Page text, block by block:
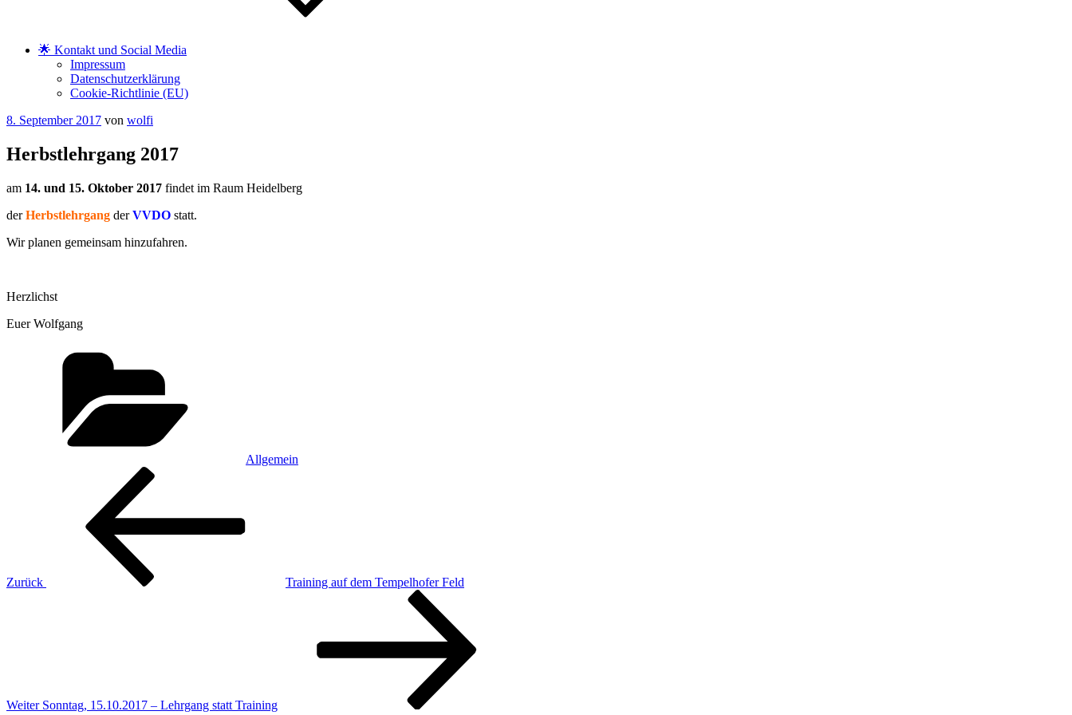
🌟 Kontakt und Social Media
Impressum
Datenschutzerklärung
Cookie-Richtlinie (EU)
Veröffentlicht
8. September 2017 von wolfi
Herbstlehrgang 2017
am 14. und 15. Oktober 2017 findet im Raum Heidelberg
derHerbstlehrgang derVVDO statt.
Wir planen gemeinsam hinzufahren.
Herzlichst
Euer Wolfgang
Allgemein
Beitragsnavigation
Zurück
Training auf dem Tempelhofer Feld
Weiter Sonntag, 15.10.2017 – Lehrgang statt Training